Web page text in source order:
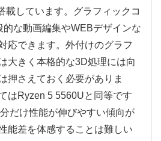
載しています。グラフィックコ
的な動画編集やWEBデザインな
応できます。外付けのグラフ
大きく本格的な3D処理には向
押さえておく必要がありま
はRyzen 5 5560Uと同等です
だけ性能が伸びやすい傾向が
能差を体感することは難しい